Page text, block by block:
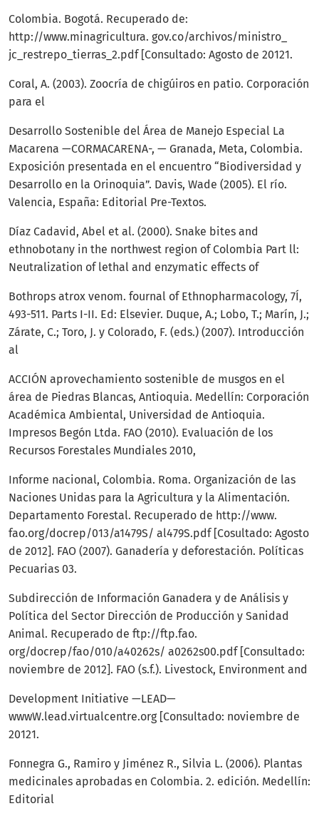
Colombia. Bogotá. Recuperado de:
http://www.minagricultura. gov.co/archivos/ministro_
jc_restrepo_tierras_2.pdf [Consultado: Agosto de 20121.
Coral, A. (2003). Zoocría de chigúiros en patio. Corporación
para el
Desarrollo Sostenible del Área de Manejo Especial La
Macarena —CORMACARENA-, — Granada, Meta, Colombia.
Exposición presentada en el encuentro “Biodiversidad y
Desarrollo en la Orinoquia”. Davis, Wade (2005). El río.
Valencia, España: Editorial Pre-Textos.
Díaz Cadavid, Abel et al. (2000). Snake bites and
ethnobotany in the northwest region of Colombia Part ll:
Neutralization of lethal and enzymatic effects of
Bothrops atrox venom. fournal of Ethnopharmacology, 7Í,
493-511. Parts I-II. Ed: Elsevier. Duque, A.; Lobo, T.; Marín, J.;
Zárate, C.; Toro, J. y Colorado, F. (eds.) (2007). Introducción
al
ACCIÓN aprovechamiento sostenible de musgos en el
área de Piedras Blancas, Antioquia. Medellín: Corporación
Académica Ambiental, Universidad de Antioquia.
Impresos Begón Ltda. FAO (2010). Evaluación de los
Recursos Forestales Mundiales 2010,
Informe nacional, Colombia. Roma. Organización de las
Naciones Unidas para la Agricultura y la Alimentación.
Departamento Forestal. Recuperado de http://www.
fao.org/docrep/013/a1479S/ al479S.pdf [Cosultado: Agosto
de 2012]. FAO (2007). Ganadería y deforestación. Políticas
Pecuarias 03.
Subdirección de Información Ganadera y de Análisis y
Política del Sector Dirección de Producción y Sanidad
Animal. Recuperado de ftp://ftp.fao.
org/docrep/fao/010/a40262s/ a0262s00.pdf [Consultado:
noviembre de 2012]. FAO (s.f.). Livestock, Environment and
Development Initiative —LEAD—
wwwW.lead.virtualcentre.org [Consultado: noviembre de
20121.
Fonnegra G., Ramiro y Jiménez R., Silvia L. (2006). Plantas
medicinales aprobadas en Colombia. 2. edición. Medellín:
Editorial